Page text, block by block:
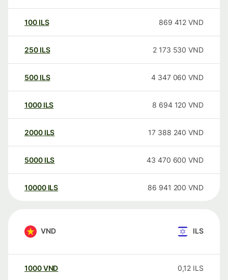
100 ILS 869 412 VND
250 ILS 2 173 530 VND
500 ILS 4 347 060 VND
1000 ILS 8 694 120 VND
2000 ILS 17 388 240 VND
5000 ILS 43 470 600 VND
10000 ILS 86 941 200 VND
VND ILS
1000VND 0,12 ILS